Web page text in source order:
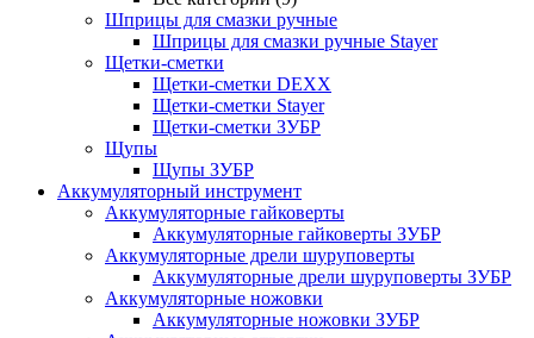
Шприцы для смазки ручные
Шприцы для смазки ручные Stayer
Щетки-сметки
Щетки-сметки DEXX
Щетки-сметки Stayer
Щетки-сметки ЗУБР
Щупы
Щупы ЗУБР
Аккумуляторный инструмент
Аккумуляторные гайковерты
Аккумуляторные гайковерты ЗУБР
Аккумуляторные дрели шуруповерты
Аккумуляторные дрели шуруповерты ЗУБР
Аккумуляторные ножовки
Аккумуляторные ножовки ЗУБР